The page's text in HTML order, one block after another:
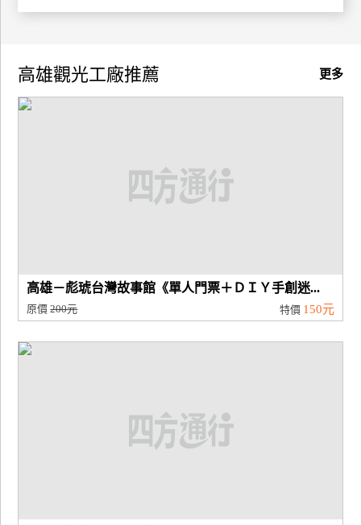
更多
高雄觀光工廠推薦
高雄－彪琥台灣故事館《單人門票＋ＤＩＹ手創迷...
原價200元 特價 150元